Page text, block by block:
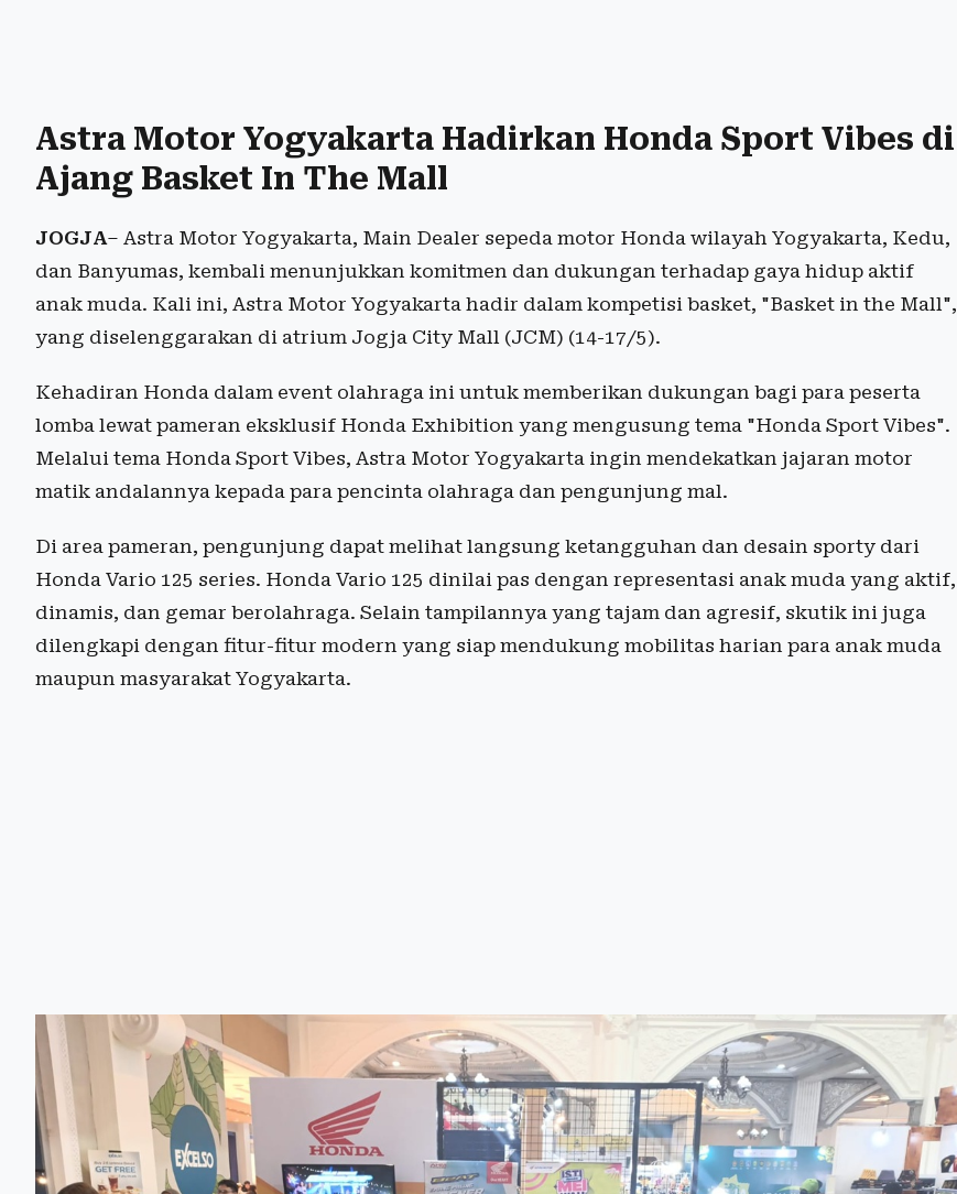
Astra Motor Yogyakarta Hadirkan Honda Sport Vibes di
Ajang Basket In The Mall
JOGJA– Astra Motor Yogyakarta, Main Dealer sepeda motor Honda wilayah Yogyakarta, Kedu,
dan Banyumas, kembali menunjukkan komitmen dan dukungan terhadap gaya hidup aktif
anak muda. Kali ini, Astra Motor Yogyakarta hadir dalam kompetisi basket, "Basket in the Mall",
yang diselenggarakan di atrium Jogja City Mall (JCM) (14-17/5).
Kehadiran Honda dalam event olahraga ini untuk memberikan dukungan bagi para peserta
lomba lewat pameran eksklusif Honda Exhibition yang mengusung tema "Honda Sport Vibes".
Melalui tema Honda Sport Vibes, Astra Motor Yogyakarta ingin mendekatkan jajaran motor
matik andalannya kepada para pencinta olahraga dan pengunjung mal.
Di area pameran, pengunjung dapat melihat langsung ketangguhan dan desain sporty dari
Honda Vario 125 series. Honda Vario 125 dinilai pas dengan representasi anak muda yang aktif,
dinamis, dan gemar berolahraga. Selain tampilannya yang tajam dan agresif, skutik ini juga
dilengkapi dengan fitur-fitur modern yang siap mendukung mobilitas harian para anak muda
maupun masyarakat Yogyakarta.